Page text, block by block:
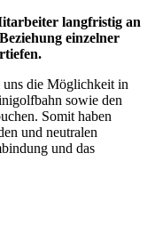
langfristig an
einzelner
uns die Möglichkeit in
sowie den
Somit haben
und neutralen
und das